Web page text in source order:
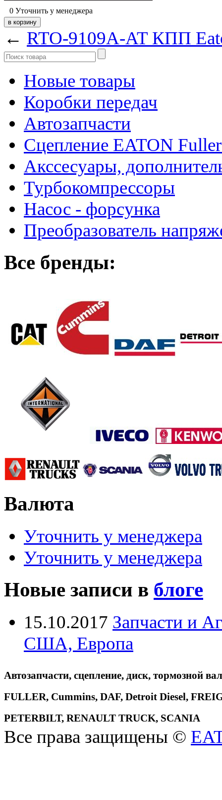
0 Уточнить у менеджера
← RTO-9109A-AT КПП
Новые товары
Коробки передач
Автозапчасти
Сцепление EATON
Акссесуары,
Турбокомпрессоры
Насос - форсунка
Преобразователь
Все бренды:
Валюта
Уточнить у менеджера
Уточнить у менеджера
Новые записи в блоге
15.10.2017 Запчасти и
США, Европа
Автозапчасти, сцепление, диск, тормозной
FULLER, Cummins, DAF, Detroit Diesel,
PETERBILT, RENAULT TRUCK, SCANIA
Все права защищены ©